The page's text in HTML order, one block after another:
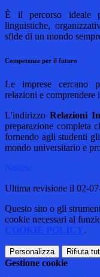
È il percorso ideale
linguistiche,
sfide di un mondo
Competenze per il futuro
Le imprese cercano
relazioni e comprendere
L'indirizzoRelazioni
preparazione completa
fornendo agli studenti
mondo universitario e
Notizie
Ultima revisione il 02-
Questo sito o gli
cookie necessari al
COOKIE POLICY .
Personalizza Rifiuta
Gestione cookie